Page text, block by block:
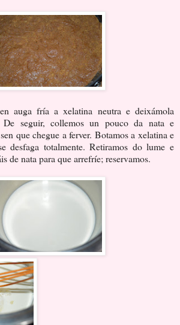
auga fría a xelatina neutra e deixámola
De seguir, collemos un pouco da nata e
que chegue a ferver. Botamos a xelatina e
desfaga totalmente. Retiramos do lume e
de nata para que arrefríe; reservamos.